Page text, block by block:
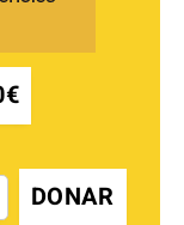
DONAR